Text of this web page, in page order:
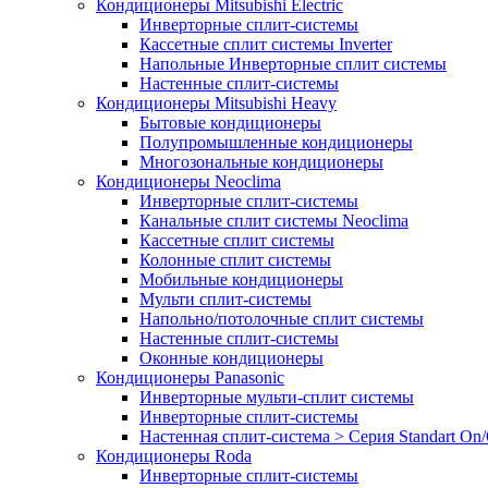
Кондиционеры Mitsubishi Electric
Инверторные сплит-системы
Кассетные сплит системы Inverter
Напольные Инверторные сплит системы
Настенные сплит-системы
Кондиционеры Mitsubishi Heavy
Бытовые кондиционеры
Полупромышленные кондиционеры
Многозональные кондиционеры
Кондиционеры Neoclima
Инверторные сплит-системы
Канальные сплит системы Neoclima
Кассетные сплит системы
Колонные сплит системы
Мобильные кондиционеры
Мульти сплит-системы
Напольно/потолочные сплит системы
Настенные сплит-системы
Оконные кондиционеры
Кондиционеры Panasonic
Инверторные мульти-сплит системы
Инверторные сплит-системы
Настенная сплит-система > Серия Standart
Кондиционеры Roda
Инверторные сплит-системы